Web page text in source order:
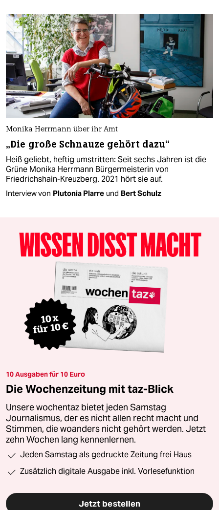
Monika Herrmann über ihr Amt
„Die große Schnauze gehört dazu“
Heiß geliebt, heftig umstritten: Seit sechs Jahren ist die
Grüne Monika Herrmann Bürgermeisterin von
Friedrichshain-Kreuzberg. 2021 hört sie auf.
Interview von Plutonia Plarre und Bert Schulz
10 Ausgaben für 10 Euro
Die Wochenzeitung mit taz-Blick
Unsere wochentaz bietet jeden Samstag
Journalismus, der es nicht allen recht macht und
Stimmen, die woanders nicht gehört werden. Jetzt
zehn Wochen lang kennenlernen.
Jeden Samstag als gedruckte Zeitung frei Haus
Zusätzlich digitale Ausgabe inkl. Vorlesefunktion
Jetzt bestellen